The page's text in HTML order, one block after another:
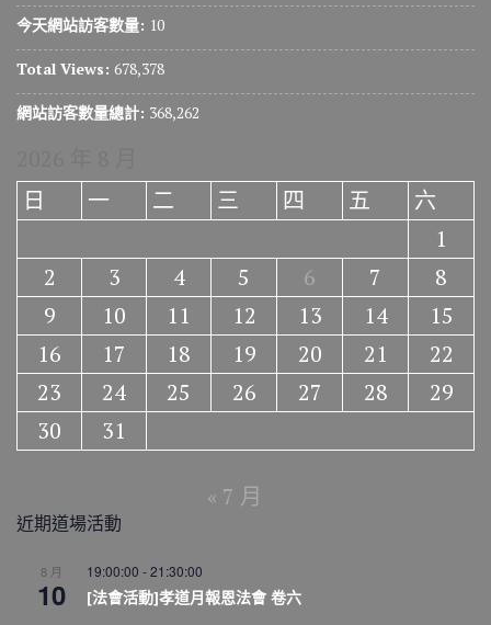
今天網站訪客數量: 10
Total Views: 678,378
網站訪客數量總計: 368,262
日
一 二 三 四 五
六
1
2
3 4 5 6 7
8
9
10 11 12 13 14
15
16
17 18 19 20 21
22
23
24 25 26 27 28
29
30
31
« 7 月
近期道場活動
8 月
10
19:00:00 -21:30:00
[法會活動]孝道月報恩法會 卷六